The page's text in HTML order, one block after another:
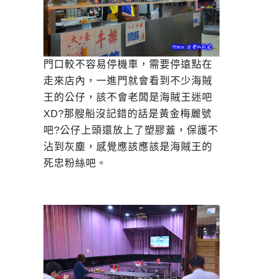
門口較不容易停機車，需要停遠點在
走來店內，一進門就會看到不少海賊
王的公仔，該不會老闆是海賊王迷吧
XD?那艘船沒記錯的話是黃金梅麗號
吧?公仔上頭還放上了塑膠蓋，保護不
沾到灰塵，感覺應該應該是海賊王的
死忠粉絲吧。